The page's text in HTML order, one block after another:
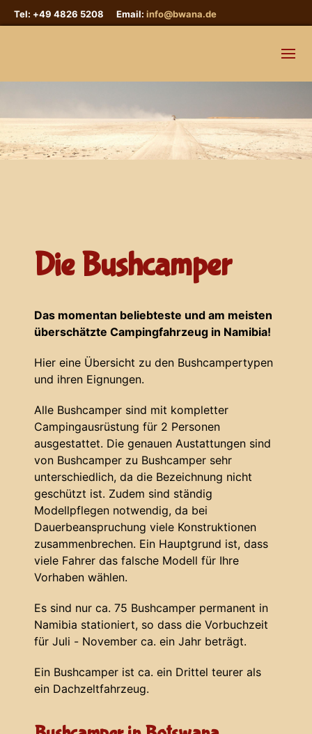
Tel: +49 4826 5208 Email: info@bwana.de
Die Bushcamper
Das momentan beliebteste und am meisten
überschätzte Campingfahrzeug in Namibia!
Hier eine Übersicht zu den Bushcampertypen
und ihren Eignungen.
Alle Bushcamper sind mit kompletter
Campingausrüstung für 2 Personen
ausgestattet. Die genauen Austattungen sind
von Bushcamper zu Bushcamper sehr
unterschiedlich, da die Bezeichnung nicht
geschützt ist. Zudem sind ständig
Modellpflegen notwendig, da bei
Dauerbeanspruchung viele Konstruktionen
zusammenbrechen. Ein Hauptgrund ist, dass
viele Fahrer das falsche Modell für Ihre
Vorhaben wählen.
Es sind nur ca. 75 Bushcamper permanent in
Namibia stationiert, so dass die Vorbuchzeit
für Juli - November ca. ein Jahr beträgt.
Ein Bushcamper ist ca. ein Drittel teurer als
ein Dachzeltfahrzeug.